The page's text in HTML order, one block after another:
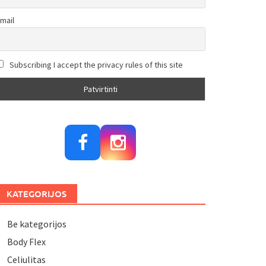
Subscribing I accept the privacy rules of this site
KATEGORIJOS
Be kategorijos
Body Flex
Celiulitas